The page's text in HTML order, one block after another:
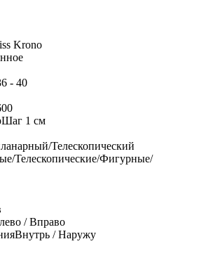
Krono
- 40
Шаг 1 см
Телескопический
Телескопические/Фигурные/
/ Вправо
Внутрь / Наружу